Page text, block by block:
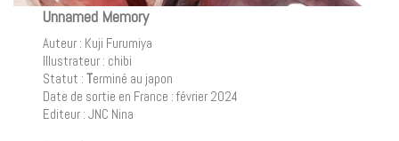
Unnamed Memory
Auteur : Kuji Furumiya
Illustrateur : chibi
Statut :Terminé au japon
Date de sortie en France : février 2024
Editeur : JNC Nina